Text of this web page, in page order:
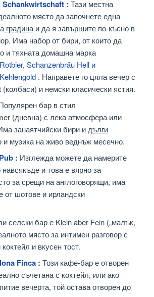
Schankwirtschaft : Тази местна
място да започнете една
градина и да я завършите по-късно в
Има набор от бири, от които да
и тяхната домашна марка
Schanzenbräu Hell и
. Направете го цяла вечер с
и немски класически ястия.
бар в стил
(дневна) с лека атмосфера или
занаятчийски бири и дълги
и музика на живо веднъж месечно.
: Изглежда можете да намерите
и това е вярно за
за срещи на англоговорящи, има
от шотове и ирландски
селски бар е Klein aber Fein („малък,
място за интимен разговор с
и вкусен тост.
Finca : Този кафе-бар е отворен
съчетана с коктейл, или ако
вечерта, той остава отворен до